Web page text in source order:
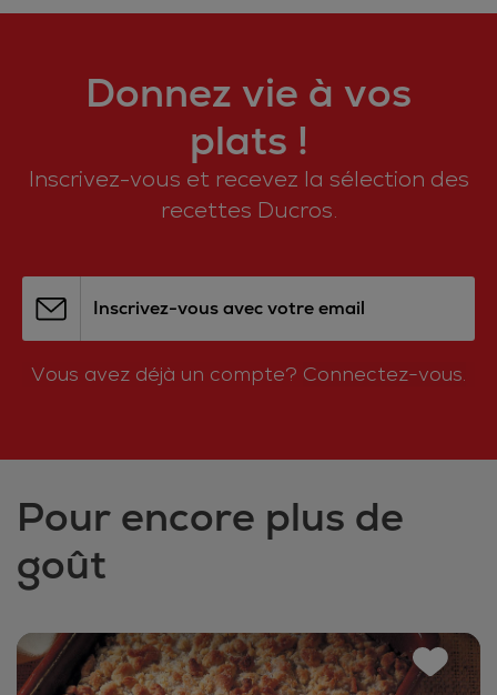
Donnez vie à vos
plats !
Inscrivez-vous et recevez la sélection des
recettes Ducros.
Inscrivez-vous avec votre email
Vous avez déjà un compte? Connectez-vous.
Pour encore plus de
goût